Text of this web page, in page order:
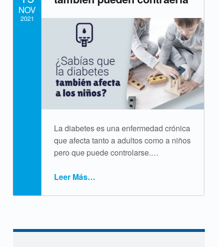
a
e
La diabetes es una enfermedad crónica
que afecta tanto a adultos como a niños
pero que puede controlarse.…
Leer Más
“Diabetes Infantil: los niños también pueden contraerla”
…
NOV
2021